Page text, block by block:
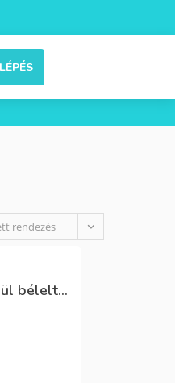
rendezés
bélelt...